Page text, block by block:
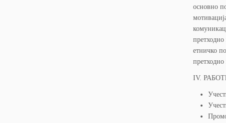
основно
етничко
IV.